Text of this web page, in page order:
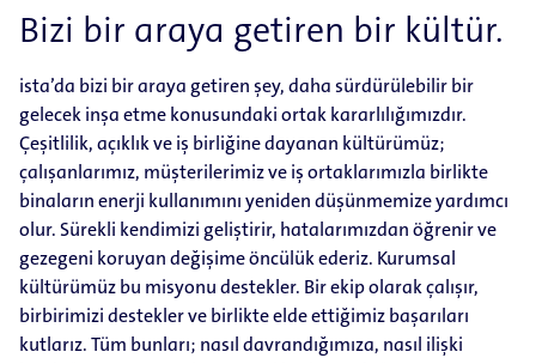
Bizi bir araya getiren bir kültür.
ista’da bizi bir araya getiren şey, daha sürdürülebilir bir
gelecek inşa etme konusundaki ortak kararlılığımızdır.
Çeşitlilik, açıklık ve iş birliğine dayanan kültürümüz;
çalışanlarımız, müşterilerimiz ve iş ortaklarımızla birlikte
binaların enerji kullanımını yeniden düşünmemize yardımcı
olur. Sürekli kendimizi geliştirir, hatalarımızdan öğrenir ve
gezegeni koruyan değişime öncülük ederiz. Kurumsal
kültürümüz bu misyonu destekler. Bir ekip olarak çalışır,
birbirimizi destekler ve birlikte elde ettiğimiz başarıları
kutlarız. Tüm bunları; nasıl davrandığımıza, nasıl ilişki